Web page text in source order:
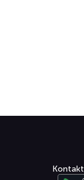
Kontakt